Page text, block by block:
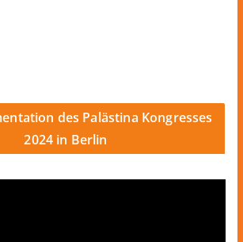
des Palästina Kongresses
2024 in Berlin